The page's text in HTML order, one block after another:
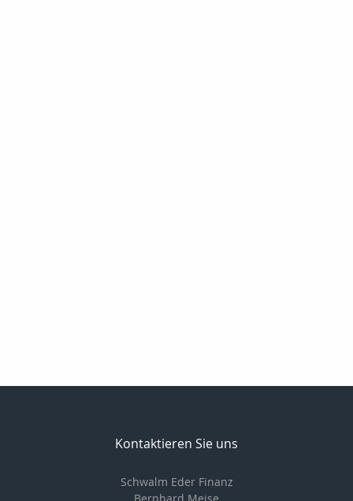
Kontaktieren Sie uns
Schwalm Eder Finanz